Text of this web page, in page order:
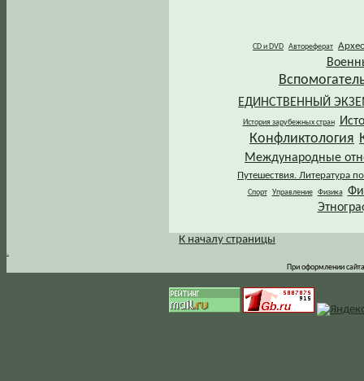
CD и DVD Автореферат
ЕДИНСТВЕННЫЙ
История зарубежных стран
Конфликтология
Международные
Путешествия. Литература
Спорт Управление Физика
.
К началу страницы
При оформлении